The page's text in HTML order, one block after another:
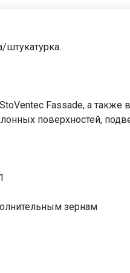
штукатурка.
Fassade, а
поверхностей,
зернам